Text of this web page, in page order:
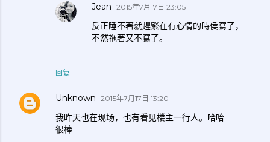
回复
Jean 2015年7月17日 23:05
反正睡不著就趕緊在有心情的時侯寫了，
不然拖著又不寫了。
Unknown 2015年7月17日 13:20
我昨天也在现场，也有看见楼主一行人。哈哈
很棒